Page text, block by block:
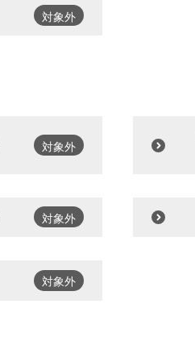
対象外
対象外
対象外
対象外